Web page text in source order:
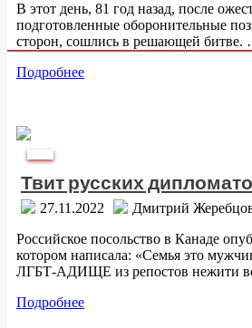
В этот день, 81 год назад, после
подготовленные оборонительные
сторон, сошлись в решающей битве.
Подробнее
Твит русских
27.11.2022 Дмитрий
Российское посольство в Канаде
котором написала: «Семья это
ЛГБТ-АДИЩЕ из репостов нежити
Подробнее